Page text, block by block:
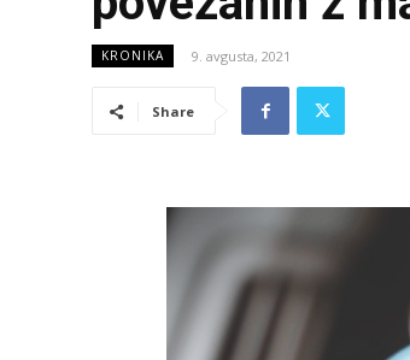
KRONIKA 9. avgusta, 2021
Share